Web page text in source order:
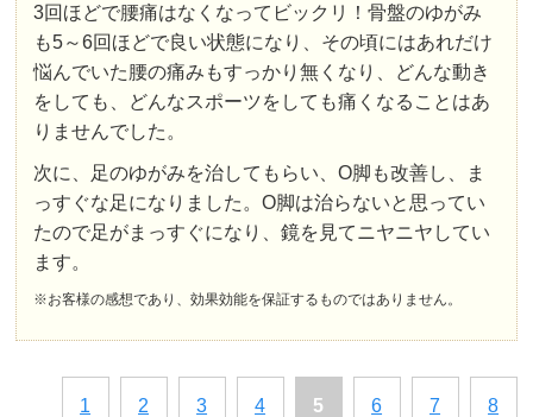
3回ほどで腰痛はなくなってビックリ！骨盤のゆがみ
も5～6回ほどで良い状態になり、その頃にはあれだけ
悩んでいた腰の痛みもすっかり無くなり、どんな動き
をしても、どんなスポーツをしても痛くなることはあ
りませんでした。
次に、足のゆがみを治してもらい、O脚も改善し、ま
っすぐな足になりました。O脚は治らないと思ってい
たので足がまっすぐになり、鏡を見てニヤニヤしてい
ます。
※お客様の感想であり、効果効能を保証するものではありません。
1 2 3 4 5 6 7 8